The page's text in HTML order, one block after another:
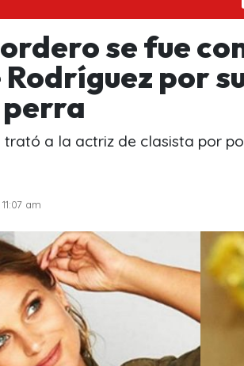
se fue
por
perra
trató a la actriz de clasista por
am